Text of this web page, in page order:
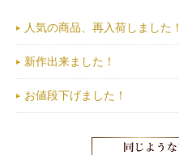
人気の商品、再入荷しました！
新作出来ました！
お値段下げました！